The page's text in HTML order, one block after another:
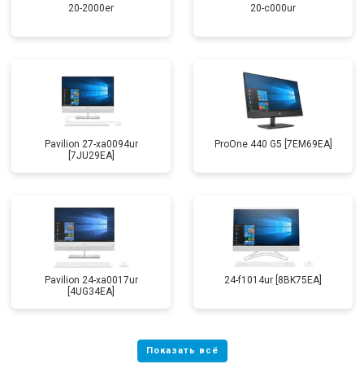
20-2000er 20-c000ur
Pavilion 27-xa0094ur
[7JU29EA]
ProOne 440 G5 [7EM69EA]
Pavilion 24-xa0017ur
[4UG34EA]
24-f1014ur [8BK75EA]